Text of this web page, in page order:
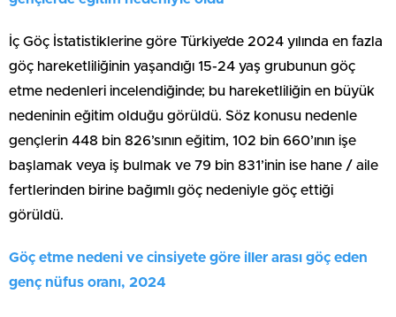
İç Göç İstatistiklerine göre Türkiye’de 2024 yılında en fazla
göç hareketliliğinin yaşandığı 15-24 yaş grubunun göç
etme nedenleri incelendiğinde; bu hareketliliğin en büyük
nedeninin eğitim olduğu görüldü. Söz konusu nedenle
gençlerin 448 bin 826’sının eğitim, 102 bin 660’ının işe
başlamak veya iş bulmak ve 79 bin 831’inin ise hane / aile
fertlerinden birine bağımlı göç nedeniyle göç ettiği
görüldü.
Göç etme nedeni ve cinsiyete göre iller arası göç eden
genç nüfus oranı, 2024